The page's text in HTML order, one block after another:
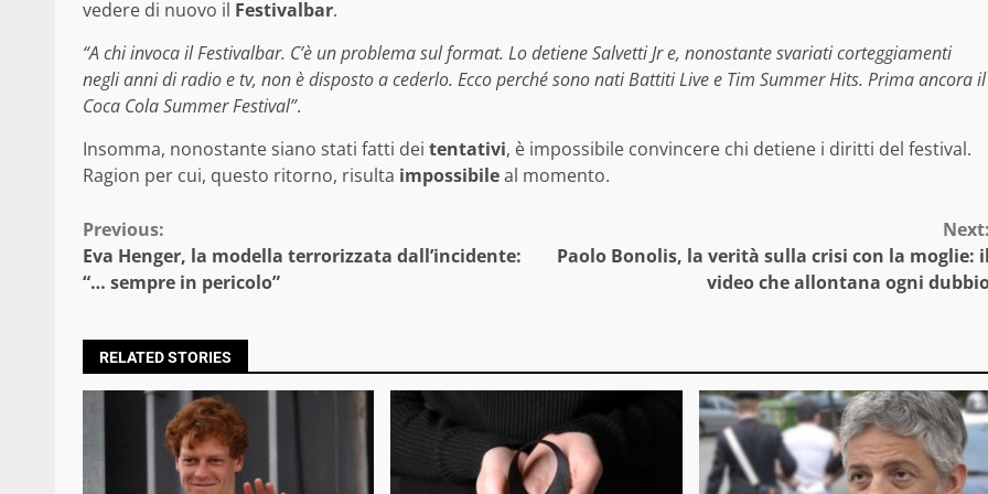
vedere di nuovo il Festivalbar.
“A chi invoca il Festivalbar. C’è un problema sul format. Lo detiene Salvetti Jr e, nonostante svariati corteggiamenti
negli anni di radio e tv, non è disposto a cederlo. Ecco perché sono nati Battiti Live e Tim Summer Hits. Prima ancora il
Coca Cola Summer Festival”.
Insomma, nonostante siano stati fatti dei tentativi, è impossibile convincere chi detiene i diritti del festival.
Ragion per cui, questo ritorno, risulta impossibileal momento.
Continue
Reading
Previous:
Eva Henger, la modella terrorizzata dall’incidente:
“… sempre in pericolo”
Next:
Paolo Bonolis, la verità sulla crisi con la moglie: il
video che allontana ogni
RELATED STORIES